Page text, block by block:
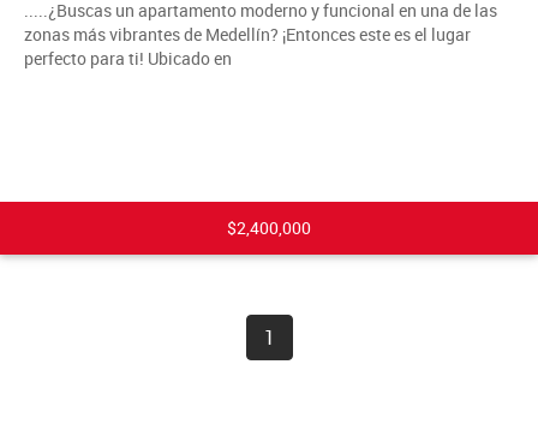
.....¿Buscas un apartamento moderno y funcional en una de las
zonas más vibrantes de Medellín? ¡Entonces este es el lugar
perfecto para ti! Ubicado en
$2,400,000
1